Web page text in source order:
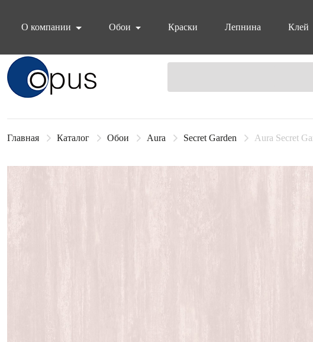
О компании
Обои Краски Лепнина Клей
Блок поиска
Главная Каталог Обои Aura Secret Garden Aura Secret